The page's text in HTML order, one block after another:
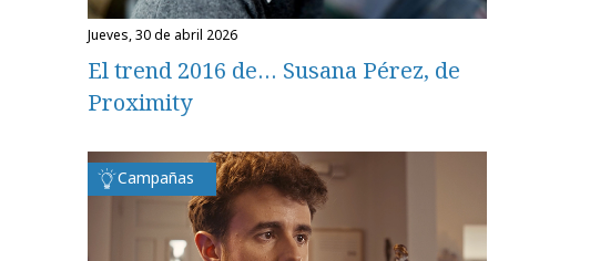
jueves, 30 de abril 2026
El trend 2016 de… Susana Pérez, de
Proximity
Campañas